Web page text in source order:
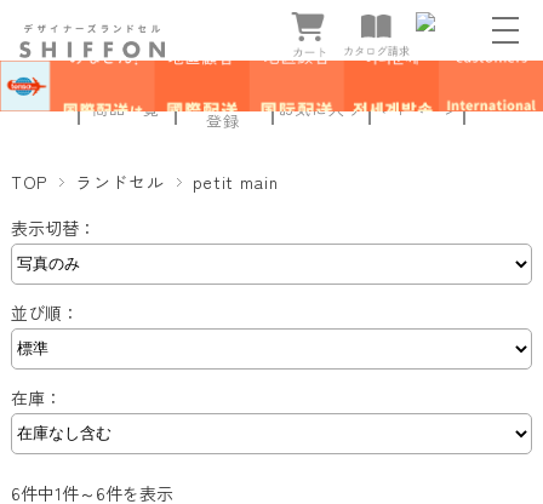
商品一覧
新規会員
登録
お気に入り マイページ
TOP ランドセル
petit main
表示切替：
並び順：
在庫：
6件中1件～6件を表示